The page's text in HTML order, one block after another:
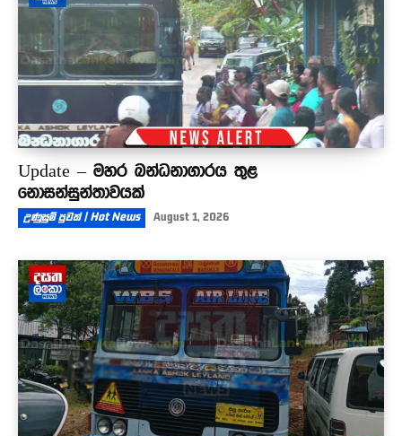
Update – මහර බන්ධනාගාරය තුළ
නොසන්සුන්තාවයක්
උණුසුම් පුවත් | Hot News August 1, 2026